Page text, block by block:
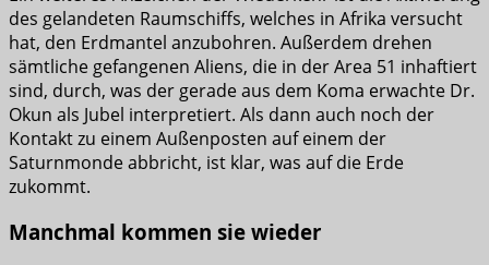
des gelandeten Raumschiffs, welches in Afrika versucht
hat, den Erdmantel anzubohren. Außerdem drehen
sämtliche gefangenen Aliens, die in der Area 51 inhaftiert
sind, durch, was der gerade aus dem Koma erwachte Dr.
Okun als Jubel interpretiert. Als dann auch noch der
Kontakt zu einem Außenposten auf einem der
Saturnmonde abbricht, ist klar, was auf die Erde
zukommt.
Manchmal kommen sie wieder